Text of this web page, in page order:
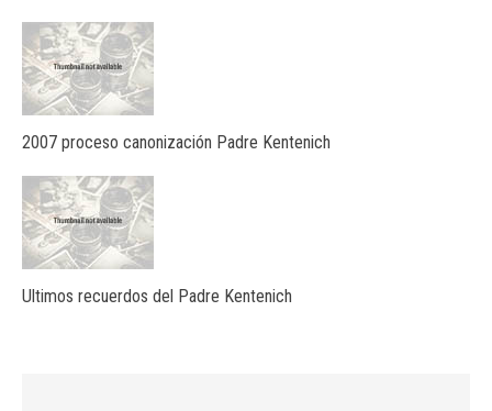
2007 proceso canonización Padre Kentenich
Ultimos recuerdos del Padre Kentenich